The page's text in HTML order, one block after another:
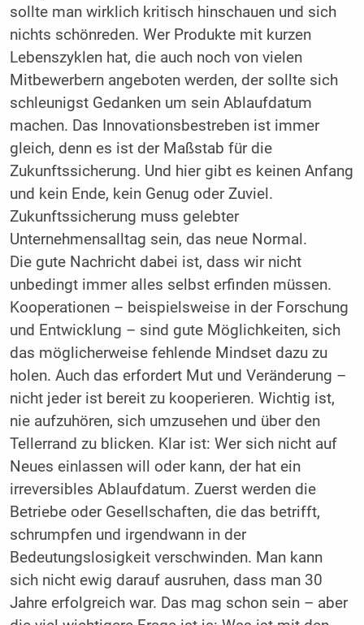
sollte man wirklich kritisch hinschauen und sich
nichts schönreden. Wer Produkte mit kurzen
Lebenszyklen hat, die auch noch von vielen
Mitbewerbern angeboten werden, der sollte sich
schleunigst Gedanken um sein Ablaufdatum
machen. Das Innovationsbestreben ist immer
gleich, denn es ist der Maßstab für die
Zukunftssicherung. Und hier gibt es keinen Anfang
und kein Ende, kein Genug oder Zuviel.
Zukunftssicherung muss gelebter
Unternehmensalltag sein, das neue Normal.
Die gute Nachricht dabei ist, dass wir nicht
unbedingt immer alles selbst erfinden müssen.
Kooperationen – beispielsweise in der Forschung
und Entwicklung – sind gute Möglichkeiten, sich
das möglicherweise fehlende Mindset dazu zu
holen. Auch das erfordert Mut und Veränderung –
nicht jeder ist bereit zu kooperieren. Wichtig ist,
nie aufzuhören, sich umzusehen und über den
Tellerrand zu blicken. Klar ist: Wer sich nicht auf
Neues einlassen will oder kann, der hat ein
irreversibles Ablaufdatum. Zuerst werden die
Betriebe oder Gesellschaften, die das betrifft,
schrumpfen und irgendwann in der
Bedeutungslosigkeit verschwinden. Man kann
sich nicht ewig darauf ausruhen, dass man 30
Jahre erfolgreich war. Das mag schon sein – aber